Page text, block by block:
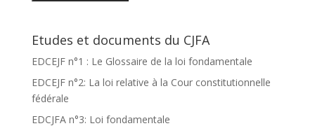
Etudes et documents du CJFA
EDCEJF n°1 : Le Glossaire de la loi fondamentale
EDCEJF n°2: La loi relative à la Cour constitutionnelle
fédérale
EDCJFA n°3: Loi fondamentale